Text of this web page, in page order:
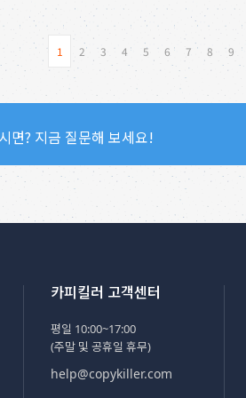
1 2 3 4 5 6 7 8 9
면? 지금 질문해 보세요!
카피킬러 고객센터
평일 10:00~17:00
(주말 및 공휴일 휴무)
help@copykiller.com